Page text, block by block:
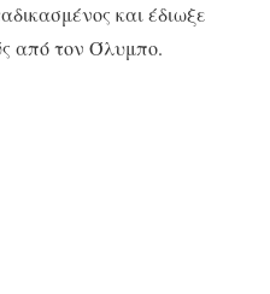
και έδιωξε
από τον Όλυμπο.